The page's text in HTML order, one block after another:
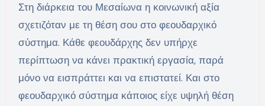
Στη διάρκεια του Μεσαίωνα η κοινωνική αξία
σχετιζόταν με τη θέση σου στο φεουδαρχικό
σύστημα. Κάθε φεουδάρχης δεν υπήρχε
περίπτωση να κάνει πρακτική εργασία, παρά
μόνο να εισπράττει και να επιστατεί. Και στο
φεουδαρχικό σύστημα κάποιος είχε υψηλή θέση